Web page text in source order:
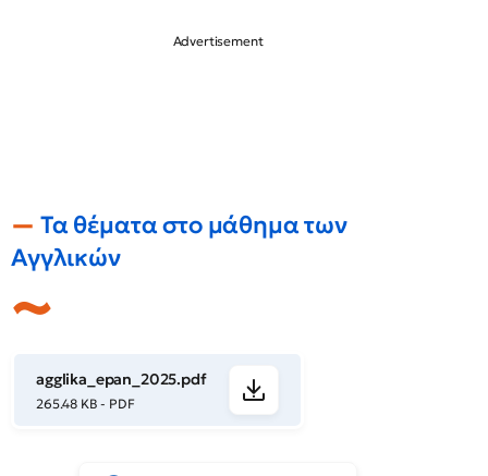
Τα θέματα στο μάθημα των
Αγγλικών
agglika_epan_2025.pdf
265.48 KB - PDF